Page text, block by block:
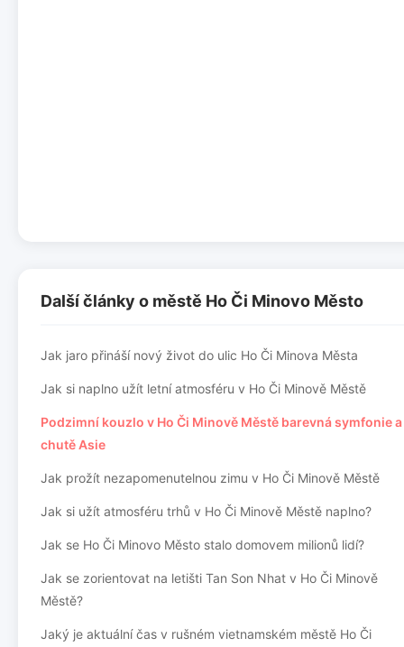
Další články o městě Ho Či Minovo Město
Jak jaro přináší nový život do ulic Ho Či Minova Města
Jak si naplno užít letní atmosféru v Ho Či Minově Městě
Podzimní kouzlo v Ho Či Minově Městě barevná symfonie a
chutě Asie
Jak prožít nezapomenutelnou zimu v Ho Či Minově Městě
Jak si užít atmosféru trhů v Ho Či Minově Městě naplno?
Jak se Ho Či Minovo Město stalo domovem milionů lidí?
Jak se zorientovat na letišti Tan Son Nhat v Ho Či Minově
Městě?
Jaký je aktuální čas v rušném vietnamském městě Ho Či